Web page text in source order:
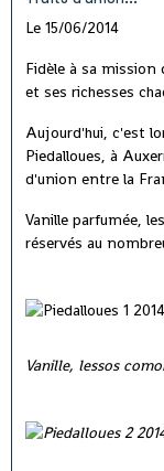
Le 15/06/2014
Fidèle à sa mission
et ses richesses
Aujourd'hui, c'est
Piedalloues, à
d'union entre la
Vanille parfumée,
réservés au
Vanille, lessos